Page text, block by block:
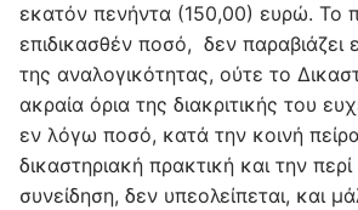
εκατόν πενήντα (150,00) ευρώ. Το
επιδικασθέν ποσό, δεν παραβιάζει
της αναλογικότητας, ούτε το
ακραία όρια της διακριτικής του
εν λόγω ποσό, κατά την κοινή
δικαστηριακή πρακτική και την περί
συνείδηση, δεν υπεολείπεται, και